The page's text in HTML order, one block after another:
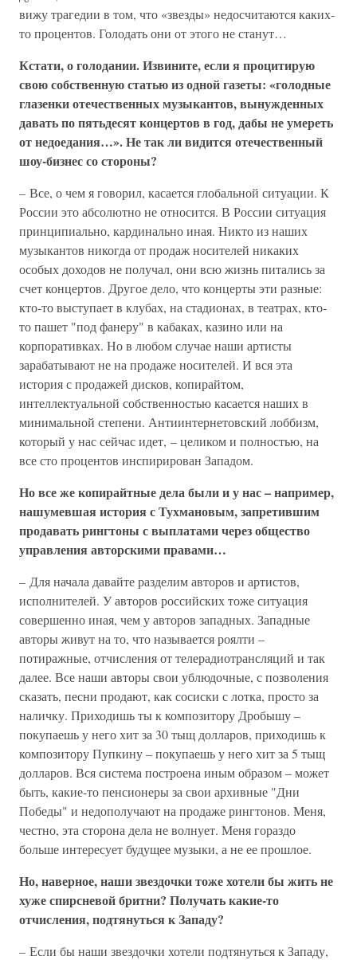
вижу трагедии в том, что «звезды» недосчитаются каких-
то процентов. Голодать они от этого не станут…
Кстати, о голодании. Извините, если я процитирую
свою собственную статью из одной газеты: «голодные
глазенки отечественных музыкантов, вынужденных
давать по пятьдесят концертов в год, дабы не умереть
от недоедания…». Не так ли видится отечественный
шоу-бизнес со стороны?
– Все, о чем я говорил, касается глобальной ситуации. К
России это абсолютно не относится. В России ситуация
принципиально, кардинально иная. Никто из наших
музыкантов никогда от продаж носителей никаких
особых доходов не получал, они всю жизнь питались за
счет концертов. Другое дело, что концерты эти разные:
кто-то выступает в клубах, на стадионах, в театрах, кто-
то пашет "под фанеру" в кабаках, казино или на
корпоративках. Но в любом случае наши артисты
зарабатывают не на продаже носителей. И вся эта
история с продажей дисков, копирайтом,
интеллектуальной собственностью касается наших в
минимальной степени. Антиинтернетовский лоббизм,
который у нас сейчас идет, – целиком и полностью, на
все сто процентов инспирирован Западом.
Но все же копирайтные дела были и у нас – например,
нашумевшая история с Тухмановым, запретившим
продавать рингтоны с выплатами через общество
управления авторскими правами…
– Для начала давайте разделим авторов и артистов,
исполнителей. У авторов российских тоже ситуация
совершенно иная, чем у авторов западных. Западные
авторы живут на то, что называется роялти –
потиражные, отчисления от телерадиотрансляций и так
далее. Все наши авторы свои ублюдочные, с позволения
сказать, песни продают, как сосиски с лотка, просто за
наличку. Приходишь ты к композитору Дробышу –
покупаешь у него хит за 30 тыщ долларов, приходишь к
композитору Пупкину – покупаешь у него хит за 5 тыщ
долларов. Вся система построена иным образом – может
быть, какие-то пенсионеры за свои архивные "Дни
Победы" и недополучают на продаже рингтонов. Меня,
честно, эта сторона дела не волнует. Меня гораздо
больше интересует будущее музыки, а не ее прошлое.
Но, наверное, наши звездочки тоже хотели бы жить не
хуже спирсневой бритни? Получать какие-то
отчисления, подтянуться к Западу?
– Если бы наши звездочки хотели подтянуться к Западу,